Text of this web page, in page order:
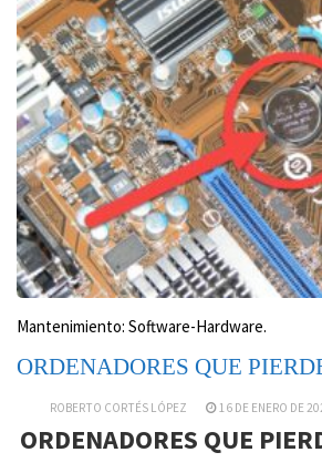
Mantenimiento: Software-Hardware.
ORDENADORES QUE
ROBERTO CORTÉS LÓPEZ 16 DE ENERO DE
ORDENADORES QUE